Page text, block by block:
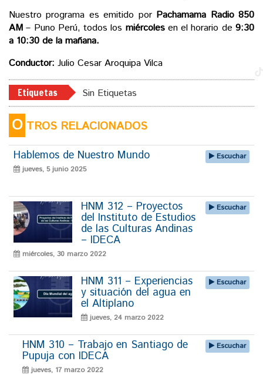
Nuestro programa es emitido por Pachamama Radio 850
AM – Puno Perú, todos los miércolesen el horario de9:30
a 10:30 de la mañana.
Conductor: Julio Cesar Aroquipa Vilca
Etiquetas Sin Etiquetas
O TROS RELACIONADOS
Hablemos de Nuestro Mundo
jueves, 5 junio 2025
Escuchar
HNM 312 – Proyectos
del Instituto de Estudios
de las Culturas Andinas
– IDECA
miércoles, 30 marzo 2022
Escuchar
HNM 311 – Experiencias
y situación del agua en
el Altiplano
jueves, 24 marzo 2022
Escuchar
HNM 310 – Trabajo en Santiago de
Pupuja con IDECA
jueves, 17 marzo 2022
Escuchar